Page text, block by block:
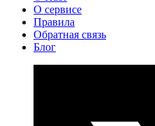
О сервисе
Правила
Обратная связь
Блог